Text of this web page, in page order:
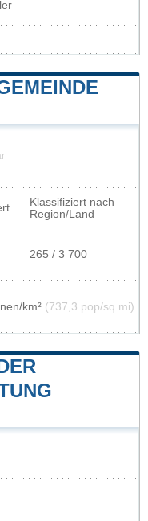
Klassifiziert nach
Region/Land
265 / 3 700
km² (737,3 pop/sq mi)